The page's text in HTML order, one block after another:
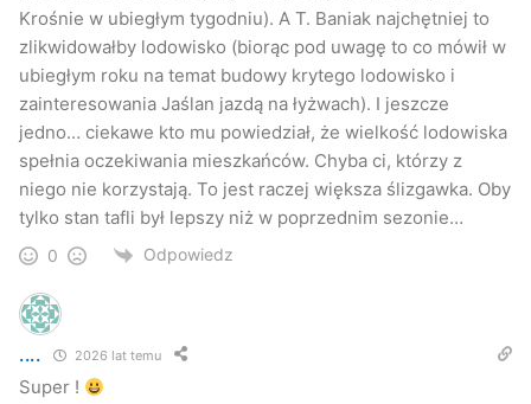
Krośnie w ubiegłym tygodniu). A T. Baniak najchętniej to
zlikwidowałby lodowisko (biorąc pod uwagę to co mówił w
ubiegłym roku na temat budowy krytego lodowisko i
zainteresowania Jaślan jazdą na łyżwach). I jeszcze
jedno… ciekawe kto mu powiedział, że wielkość lodowiska
spełnia oczekiwania mieszkańców. Chyba ci, którzy z
niego nie korzystają. To jest raczej większa ślizgawka. Oby
tylko stan tafli był lepszy niż w poprzednim sezonie…
0 Odpowiedz
.... 2026 lat temu
Super !